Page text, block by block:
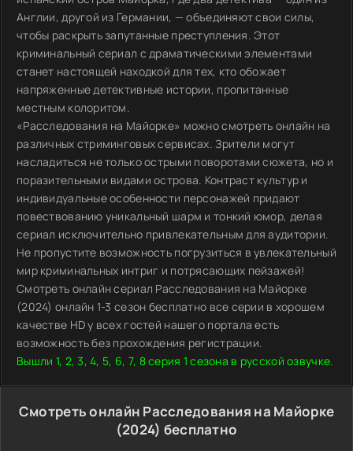
Англии, другой из Германии, — объединяют свои силы,
чтобы раскрыть запутанные преступления. Этот
криминальный сериал с драматическими элементами
станет настоящей находкой для тех, кто обожает
напряженные детективные истории, пропитанные
местным колоритом.
«Расследования на Майорке» можно смотреть онлайн на
различных стриминговых сервисах. Зрители могут
насладиться не только острыми поворотами сюжета, но и
поразительными видами острова. Контраст культур и
индивидуальные особенности персонажей придают
повествованию уникальный шарм и тонкий юмор, делая
сериал исключительно привлекательным для аудитории.
Не пропустите возможность погрузиться в увлекательный
мир криминальных интриг и потрясающих пейзажей!
Смотреть онлайн сериал Расследования на Майорке
(2024) онлайн 1-3 сезон бесплатно все серии в хорошем
качестве HD у всех гостей нашего портала есть
возможность без прохождения регистрации.
Вышли 1, 2, 3, 4, 5, 6, 7, 8 серия 1 сезона в русской озвучке.
Смотреть онлайн Расследования на Майорке
(2024) бесплатно